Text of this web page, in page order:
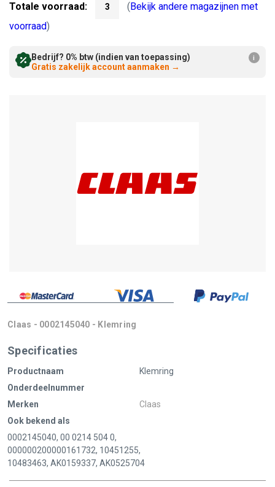
Totale voorraad: 3 ( Bekijk andere magazijnen met
voorraad)
Bedrijf? 0% btw (indien van toepassing)
Gratis zakelijk account aanmaken →
i
Claas - 0002145040 - Klemring
Specificaties
Productnaam
Klemring
Onderdeelnummer
Merken
Claas
Ook bekend als
0002145040, 00 0214 504 0,
000000200000161732, 10451255,
10483463, AK0159337, AK0525704